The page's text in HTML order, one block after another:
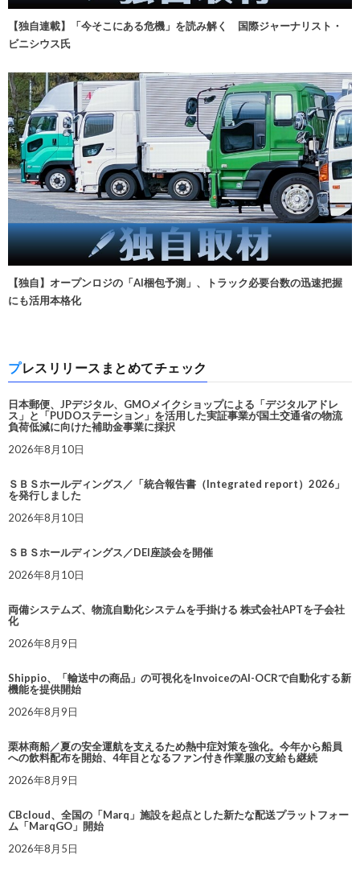
【独自連載】「今そこにある危機」を読み解く 国際ジャーナリスト・
ビニシウス氏
【独自】オープンロジの「AI梱包予測」、トラック必要台数の迅速把握
にも活用本格化
プレスリリースまとめてチェック
日本郵便、JPデジタル、GMOメイクショップによる「デジタルアドレ
ス」と「PUDOステーション」を活用した実証事業が国土交通省の物流
負荷低減に向けた補助金事業に採択
2026年8月10日
ＳＢＳホールディングス／「統合報告書（Integrated report）2026」
を発行しました
2026年8月10日
ＳＢＳホールディングス／DEI座談会を開催
2026年8月10日
両備システムズ、物流自動化システムを手掛ける 株式会社APTを子会社
化
2026年8月9日
Shippio、「輸送中の商品」の可視化をInvoiceのAI-OCRで自動化する新
機能を提供開始
2026年8月9日
栗林商船／夏の安全運航を支えるため熱中症対策を強化。今年から船員
への飲料配布を開始、4年目となるファン付き作業服の支給も継続
2026年8月9日
CBcloud、全国の「Marq」施設を起点とした新たな配送プラットフォー
ム「MarqGO」開始
2026年8月5日